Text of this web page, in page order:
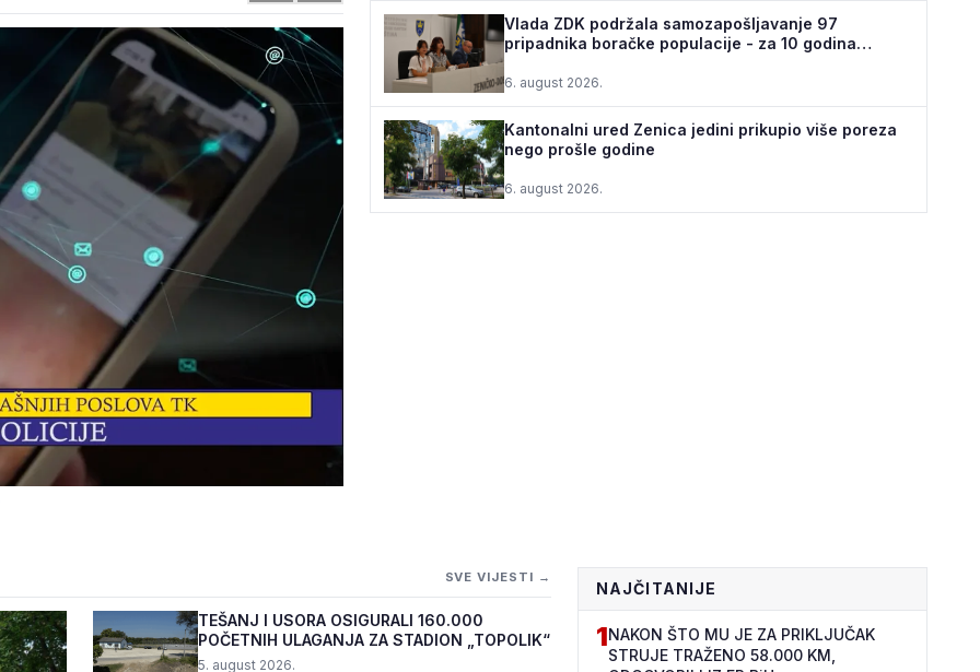
UHAPŠEN
OD 40.000 KM
Vlada ZDK podržala samozapošljavanje 97
pripadnika boračke populacije - za 10 godina
6. august 2026.
Kantonalni ured Zenica jedini prikupio više poreza
nego prošle godine
6. august 2026.
SVE VIJESTI →
TEŠANJ I USORA OSIGURALI 160.000
POČETNIH ULAGANJA ZA STADION „TOPOLIK“
5. august 2026.
NAJČITANIJE
1NAKON ŠTO MU JE ZA PRIKLJUČAK
STRUJE TRAŽENO 58.000 KM,